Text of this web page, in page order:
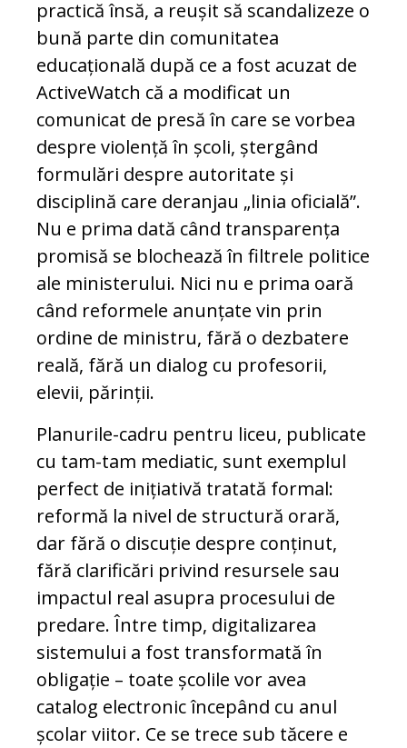
practică însă, a reușit să scandalizeze o
bună parte din comunitatea
educațională după ce a fost acuzat de
ActiveWatch că a modificat un
comunicat de presă în care se vorbea
despre violență în școli, ștergând
formulări despre autoritate și
disciplină care deranjau „linia oficială”.
Nu e prima dată când transparența
promisă se blochează în filtrele politice
ale ministerului. Nici nu e prima oară
când reformele anunțate vin prin
ordine de ministru, fără o dezbatere
reală, fără un dialog cu profesorii,
elevii, părinții.
Planurile-cadru pentru liceu, publicate
cu tam-tam mediatic, sunt exemplul
perfect de inițiativă tratată formal:
reformă la nivel de structură orară,
dar fără o discuție despre conținut,
fără clarificări privind resursele sau
impactul real asupra procesului de
predare. Între timp, digitalizarea
sistemului a fost transformată în
obligație – toate școlile vor avea
catalog electronic începând cu anul
școlar viitor. Ce se trece sub tăcere e